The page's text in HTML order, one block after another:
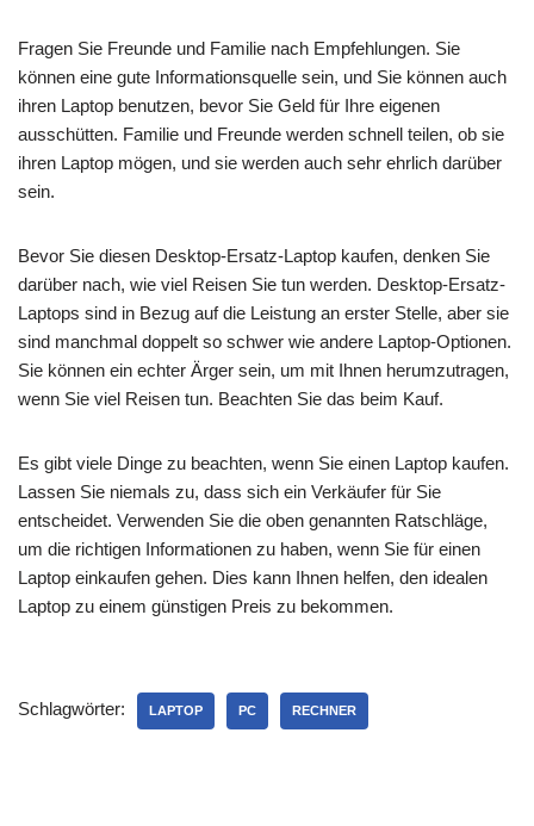
Fragen Sie Freunde und Familie nach Empfehlungen. Sie
können eine gute Informationsquelle sein, und Sie können auch
ihren Laptop benutzen, bevor Sie Geld für Ihre eigenen
ausschütten. Familie und Freunde werden schnell teilen, ob sie
ihren Laptop mögen, und sie werden auch sehr ehrlich darüber
sein.
Bevor Sie diesen Desktop-Ersatz-Laptop kaufen, denken Sie
darüber nach, wie viel Reisen Sie tun werden. Desktop-Ersatz-
Laptops sind in Bezug auf die Leistung an erster Stelle, aber sie
sind manchmal doppelt so schwer wie andere Laptop-Optionen.
Sie können ein echter Ärger sein, um mit Ihnen herumzutragen,
wenn Sie viel Reisen tun. Beachten Sie das beim Kauf.
Es gibt viele Dinge zu beachten, wenn Sie einen Laptop kaufen.
Lassen Sie niemals zu, dass sich ein Verkäufer für Sie
entscheidet. Verwenden Sie die oben genannten Ratschläge,
um die richtigen Informationen zu haben, wenn Sie für einen
Laptop einkaufen gehen. Dies kann Ihnen helfen, den idealen
Laptop zu einem günstigen Preis zu bekommen.
Schlagwörter: LAPTOP PC RECHNER